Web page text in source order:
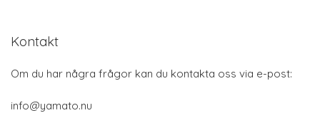
Kontakt
Om du har några frågor kan du kontakta oss via e-post:
info@yamato.nu